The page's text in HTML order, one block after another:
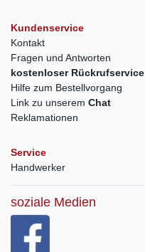
Kundenservice
Kontakt
Fragen und Antworten
kostenloser Rückrufservice
Hilfe zum Bestellvorgang
Link zu unserem Chat
Reklamationen
Service
Handwerker
soziale Medien